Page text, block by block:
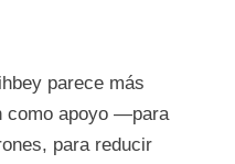
parece más
como apoyo —para
para reducir